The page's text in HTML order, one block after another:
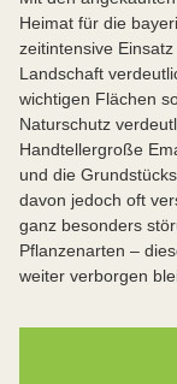
Heimat für die
zeitintensive
Landschaft
wichtigen Flächen
Naturschutz
Handtellergroße
und die
davon jedoch oft
ganz besonders
Pflanzenarten –
weiter verborgen